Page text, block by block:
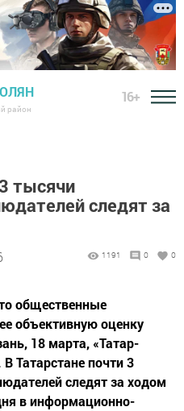
район
16+
тысячи
следят за
1191 0 0
общественные
объективную оценку
18 марта, «Татар-
Татарстане почти 3
следят за ходом
в информационно-